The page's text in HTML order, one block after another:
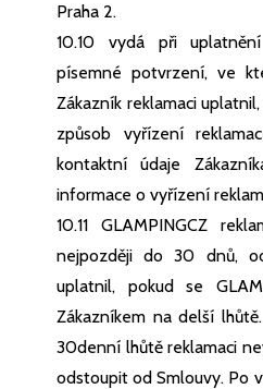
Praha 2.
10.10 vydá při
písemné potvrzení, ve
Zákazník reklamaci
způsob vyřízení
kontaktní údaje
informace o vyřízení
10.11 GLAMPINGCZ
nejpozději do 30 dnů,
uplatnil, pokud se
Zákazníkem na delší
30denní lhůtě reklamaci
odstoupit od Smlouvy. Po